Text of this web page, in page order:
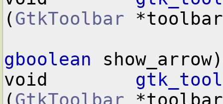
(GtkToolbar
gboolean
void
(GtkToolbar